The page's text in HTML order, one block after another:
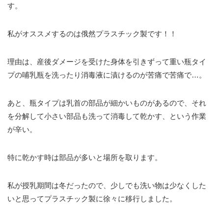
す。
私がオススメするのは俄然プラスチック製です！！
理由は、産後ダメージを受けた身体を引きずって重い瓶タイ
プの哺乳瓶を洗ったり消毒液に漬けるのが苦痛で苦痛で…。
あと、瓶タイプは乳首の部品が細かいものがあるので、それ
を分解して小さい部品も洗って消毒して乾かす、という作業
が辛い。
特に乾かす時は部品が多いと場所を取ります。
私が授乳期間は冬だったので、少しでも洗い物は少なくした
いと思ってプラスチック製に徐々に移行しました。